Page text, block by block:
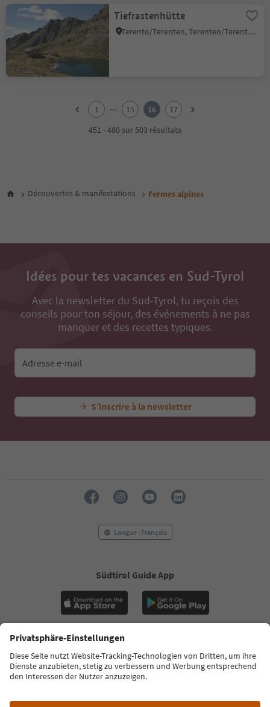
Tiefrastenhütte
Terento/Terenten, Terenten/Terento, Brixen/Bressanone and environs
9
10
1 ... 15 16
17
451 - 480 sur 503 résultats
Découvertes & manifestations Fermes alpines
Idées pour tes vacances en Sud-Tyrol
Avec la newsletter du Sud-Tyrol, tu reçois des
conseils pour ton séjour, des événements à ne pas
manquer et des recettes typiques.
Adresse e-mail
S’inscrire à la newsletter
Langue : Français
Südtirol Guide App
FAQ Contactez-nous Presse
MICE
Politique de confidentialité
Conditions générales
Empreinte